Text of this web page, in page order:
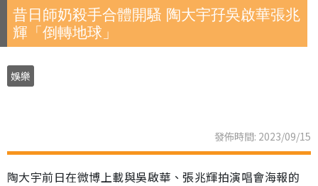
昔日師奶殺手合體開騷 陶大宇孖吳啟華張兆
輝「倒轉地球」
娛樂
發佈時間: 2023/09/15
陶大宇前日在微博上載與吳啟華、張兆輝拍演唱會海報的